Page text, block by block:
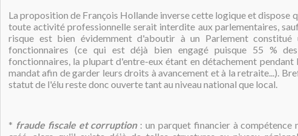
La proposition de François Hollande inverse cette logique et dispose
toute activité professionnelle serait interdite aux parlementaires,
risque est bien évidemment d'aboutir à un Parlement constitué
fonctionnaires (ce qui est déjà bien engagé puisque 55 %
fonctionnaires, la plupart d'entre-eux étant en détachement pendant
mandat afin de garder leurs droits à avancement et à la retraite...).
statut de l'élu reste donc ouverte tant au niveau national que local.
* fraude fiscale et corruption: un parquet financier à compétence